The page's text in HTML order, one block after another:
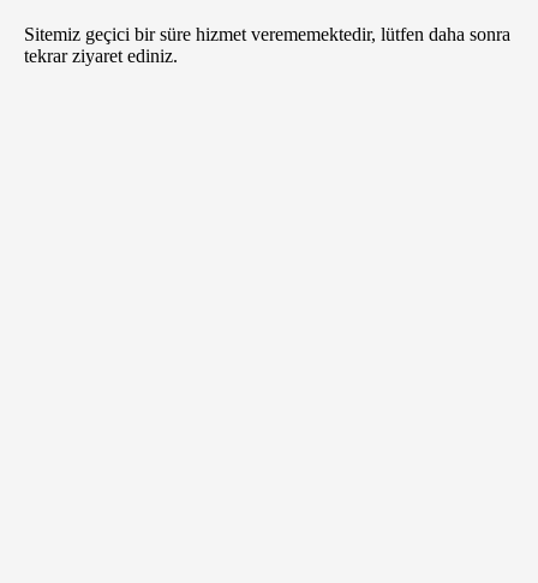
Sitemiz geçici bir süre hizmet verememektedir, lütfen daha sonra
tekrar ziyaret ediniz.